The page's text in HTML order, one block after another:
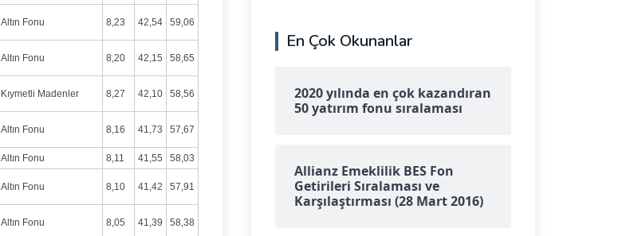
Altın Fonu 8,23 42,54 59,06
Altın Fonu 8,20 42,15 58,65
Kıymetli Madenler 8,27 42,10 58,56
Altın Fonu 8,16 41,73 57,67
Altın Fonu 8,11 41,55 58,03
Altın Fonu 8,10 41,42 57,91
Altın Fonu 8,05 41,39 58,38
En Çok Okunanlar
2020 yılında en çok kazandıran
50 yatırım fonu sıralaması
Allianz Emeklilik BES Fon
Getirileri Sıralaması ve
Karşılaştırması (28 Mart 2016)